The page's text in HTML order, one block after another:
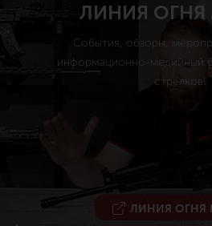
ЛИНИЯ ОГНЯ
События, обзоры,
информационно-медийный
стрелков!
ЛИНИЯ ОГНЯ